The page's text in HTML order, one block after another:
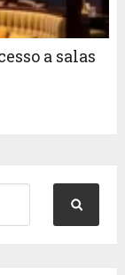
a salas